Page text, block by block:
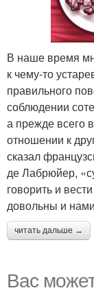
В наше время
к чему-то
правильного
соблюдении
а прежде всего
отношении к
сказал
де Лабрюйер,
говорить и
довольны и
читать дальше →
Вас